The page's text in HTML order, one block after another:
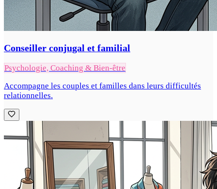
Conseiller conjugal et familial
Psychologie, Coaching & Bien-être
Accompagne les couples et familles dans leurs difficultés
relationnelles.